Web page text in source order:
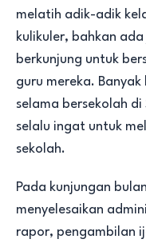
melatih adik-adik
kulikuler, bahkan
berkunjung untuk
guru mereka.
selama bersekolah di
selalu ingat untuk
sekolah.
Pada kunjungan
menyelesaikan
rapor, pengambilan